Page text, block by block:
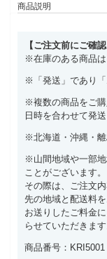
商品説明
【ご注文前にご確
※在庫のある商品は
※「発送」であり「
※複数の商品をご購
日時を合わせて発
※北海道・沖縄・離
※山間地域や一部
ことがございます。
その際は、ご注文
先の地域と配送料
お送りしたご料金
らせていただきます
商品番号：KRI5001